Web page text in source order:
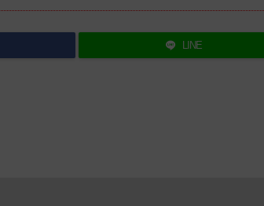
LINE